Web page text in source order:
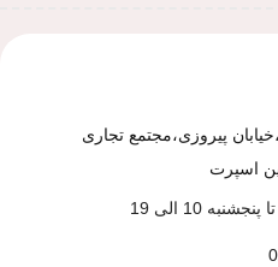
پیروزی،مجتمع تجاری
10 الی 19